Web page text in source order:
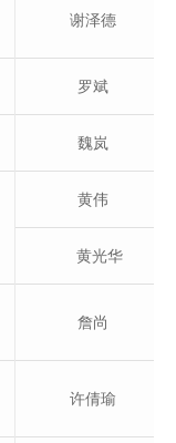
谢泽德
罗斌
魏岚
黄伟
黄光华
詹尚
许倩瑜